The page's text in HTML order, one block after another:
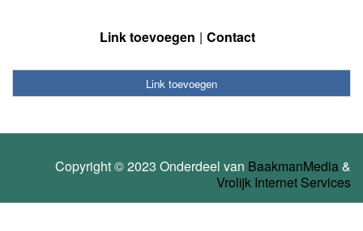
Link toevoegen Contact
Link toevoegen
Copyright © 2023 Onderdeel van BaakmanMedia&
Vrolijk Internet Services